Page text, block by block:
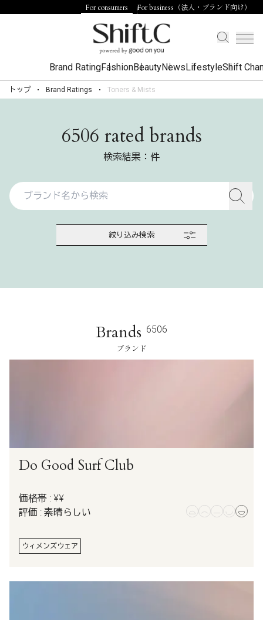
For consumers For business（法人・ブランド向け）
Brand RatingFashionBeautyNewsLifestyleShift
トップ Brand Ratings Toners & Mists
6506 rated brands
検索結果：件
絞り込み検索
Brands 6506
ブランド
Do Good Surf Club
価格帯 : ¥¥
評価 : 素晴らしい
ウィメンズウェア